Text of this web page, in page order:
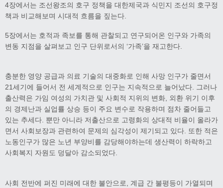
4장에서는 조선왕조의 호구 정책을 대한제국과 식민지 조선의 호구정
책과 비교해보며 시대적 흐름을 짚는다.
5장에서는 호적과 족보를 통해 관찰되고 연구되어온 인구와 가족의
변동 지점을 살펴보고 인구 단위로서의 ‘가족’을 재고한다.
충분한 영양 공급과 의료 기술의 대중화로 인해 사망 인구가 줄면서
21세기에 들어서 전 세계적으로 인구는 지속적으로 늘어났다. 그러나
출산력은 가임 여성의 가치관 및 사회적 지위의 변화, 외환 위기 이후
의 경제난과 실업률 상승 등이 주요 변수로 작용하며 점차 줄어들고
있는 추세다. 뿐만 아니라 저출산으로 고령화의 상대적 비율이 올라가
면서 사회보장과 관련하여 문제의 심각성이 제기되고 있다. 또한 적은
노동인구가 많은 노년 부양비를 감당해야하는데 생산력이 하락하고
사회복지 자원도 덩달아 감소되었다.
사회 전반에 퍼진 미래에 대한 불안으로, 계급 간 불평등이 가열되며